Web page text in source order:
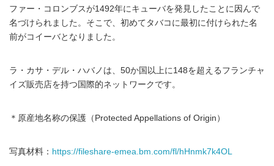
ファー・コロンブスが1492年にキューバを発見したことに因んで
名づけられました。そこで、初めてタバコに最初に付けられた名
前がコイーバとなりました。
ラ・カサ・デル・ハバノは、50か国以上に148を超えるフランチャ
イズ販売店を持つ国際的ネットワークです。
＊原産地名称の保護（Protected Appellations of Origin）
写真材料： https://fileshare-emea.bm.com/fl/hHnmk7k4OL